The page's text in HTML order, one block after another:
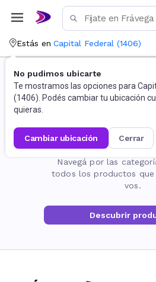
Estás en Capital Federal (1406)
No pudimos ubicarte
Te mostramos las opciones para
(1406). Podés cambiar tu ubicación
quieras.
cambiar ubicación cerrar
La página no
Navegá por las
todos los productos que
vos.
Descubrir